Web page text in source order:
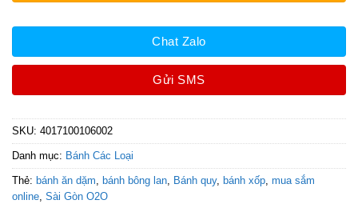
Chat Zalo
Gửi SMS
SKU: 4017100106002
Danh mục: Bánh Các Loại
Thẻ: bánh ăn dặm, bánh bông lan, Bánh quy, bánh xốp, mua sắm
online, Sài Gòn O2O